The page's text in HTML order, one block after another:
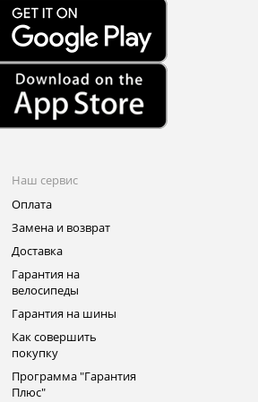
Наш сервис
Оплата
Замена и возврат
Доставка
Гарантия на
велосипеды
Гарантия на шины
Как совершить
покупку
Программа "Гарантия
Плюс"